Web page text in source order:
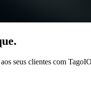
seus clientes com